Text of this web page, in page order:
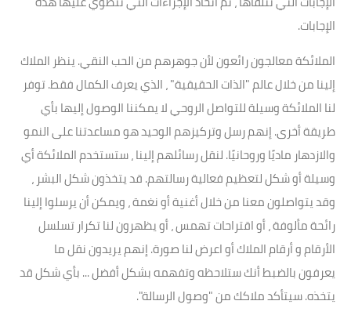
الإجابات.
الملائكة معالجون رائعون لأن جوهرهم من الحب النقي. ينظر الملاك
إلينا من خلال عالم "الذات الحقيقية" ، الذي يعرف الكمال فقط. توفر
لنا الملائكة وسيلة للتواصل الروحي لا يمكننا الوصول إليها بأي
طريقة أخرى. إنهم رسل وتركيزهم الوحيد هو مساعدتنا على النمو
والازدهار ماديًا وروحانيًا. لنقل رسائلهم إلينا ، ستستخدم الملائكة أي
وسيلة أو شكل لتعظيم فعالية رسالتهم. قد يتخذون شكل البشر ،
وقد يتواصلون معنا من خلال أغنية أو نغمة ، ويمكن أن يرسلوا إلينا
رائحة مألوفة ، أو اقتراحات تهمس ، أو يظهرون لنا تكرار تسلسل
الأرقام و أرقام الملاك أو اعرض لنا صورة. إنهم يريدون نقل ما
يعرفون بالضبط أنك ستلاحظه وتفهمه بشكل أفضل ... بأي شكل قد
يتخذه. سيتأكد ملاكك من "وصول الرسالة".